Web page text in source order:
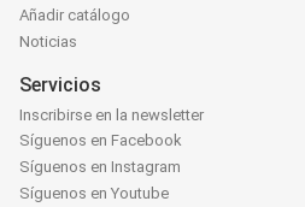
Añadir catálogo
Noticias
Servicios
Inscribirse en la newsletter
Síguenos en Facebook
Síguenos en Instagram
Síguenos en Youtube